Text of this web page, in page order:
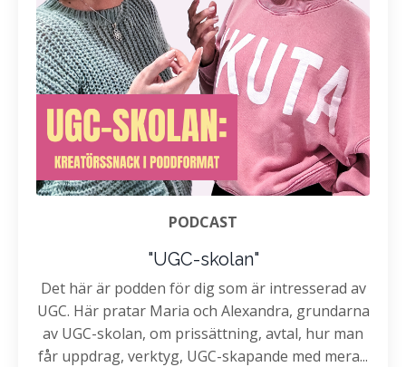
PODCAST
"UGC-skolan"
Det här är podden för dig som är intresserad av
UGC. Här pratar Maria och Alexandra, grundarna
av UGC-skolan, om prissättning, avtal, hur man
får uppdrag, verktyg, UGC-skapande med mera...